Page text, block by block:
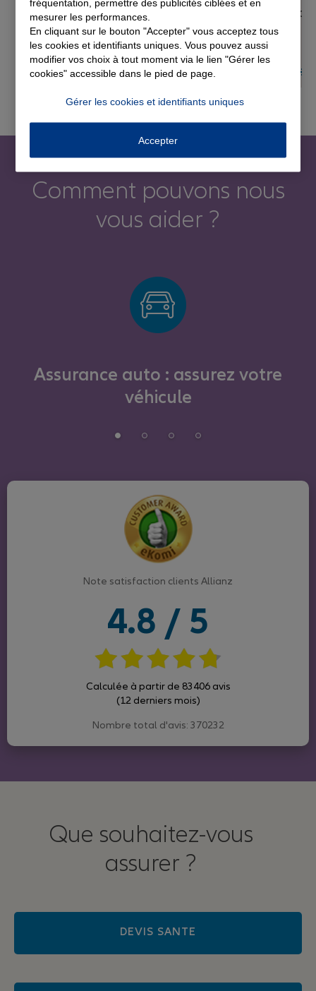
EN SAVOIR PLUS
Comment pouvons nous
vous aider ?
Assurance auto : assurez votre
véhicule
Note satisfaction clients Allianz
4.8 / 5
Calculée à partir de 83406 avis
(12 derniers mois)
Nombre total d'avis: 370232
Que souhaitez-vous
assurer ?
DEVIS SANTE
fréquentation, permettre des publicités ciblées et en
mesurer les performances.
En cliquant sur le bouton "Accepter" vous acceptez tous
les cookies et identifiants uniques. Vous pouvez aussi
modifier vos choix à tout moment via le lien "Gérer les
cookies" accessible dans le pied de page.
Gérer les cookies et identifiants uniques
Accepter